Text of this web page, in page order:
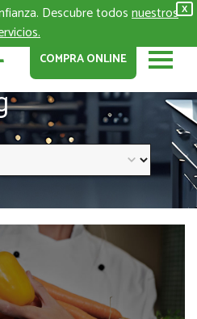
X
Descubre todosnuestros
COMPRA ONLINE